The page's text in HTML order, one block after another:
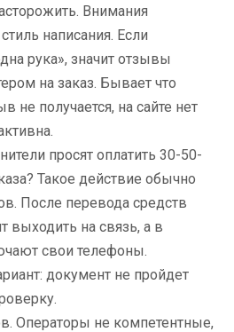
Внимания
написания. Если
рука», значит отзывы
на заказ. Бывает что
не получается, на сайте нет
просят оплатить 30-50-
Такое действие обычно
После перевода средств
выходить на связь, а в
свои телефоны.
документ не пройдет
Операторы не компетентные,